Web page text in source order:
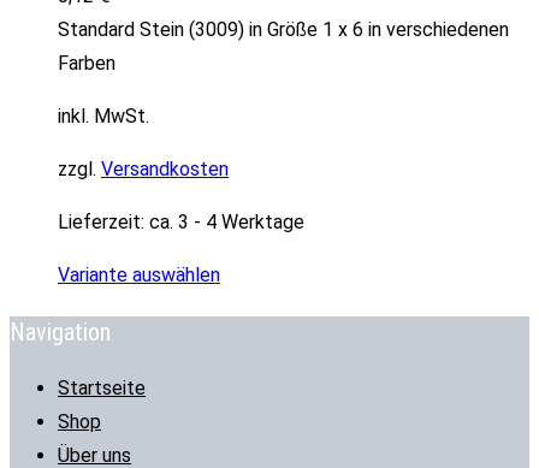
Standard Stein (3009) in Größe 1 x 6 in verschiedenen
Farben
inkl. MwSt.
zzgl. Versandkosten
Lieferzeit: ca. 3 - 4 Werktage
Variante auswählen
Navigation
Startseite
Shop
Über uns